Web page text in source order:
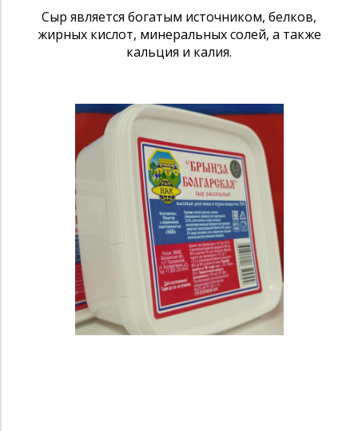
Сыр является богатым источником, белков,
жирных кислот, минеральных солей, а также
кальция и калия.